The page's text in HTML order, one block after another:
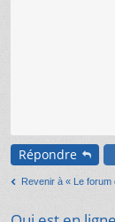
Répondre
Revenir à « Le